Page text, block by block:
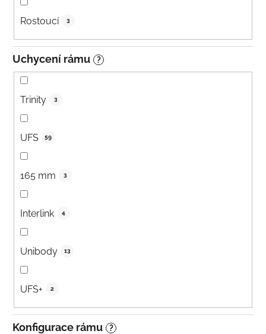
Rostoucí 3
Uchycení rámu ?
Trinity 3
UFS 59
165 mm 3
Interlink 4
Unibody 13
UFS+ 2
Konfigurace rámu ?